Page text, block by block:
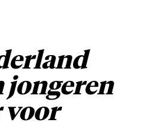
jongeren
voor